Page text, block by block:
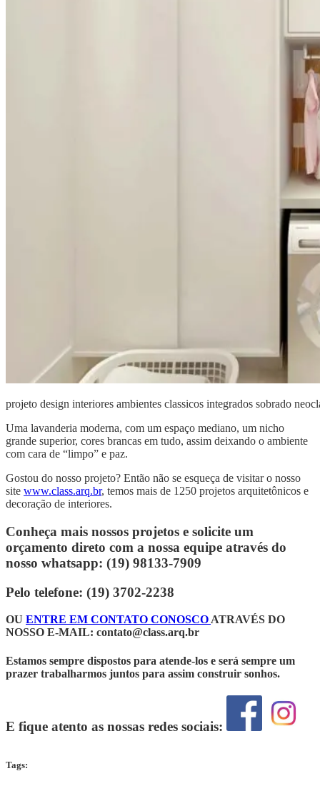
projeto design interiores ambientes classicos integrados sobrado
Uma lavanderia moderna, com um espaço mediano, um nicho
grande superior, cores brancas em tudo, assim deixando o ambiente
com cara de “limpo” e paz.
Gostou do nosso projeto? Então não se esqueça de visitar o nosso
site www.class.arq.br, temos mais de 1250 projetos arquitetônicos e
decoração de interiores.
Conheça mais nossos projetos e solicite um
orçamento direto com a nossa equipe através do
nosso whatsapp: (19) 98133-7909
Pelo telefone: (19) 3702-2238
OU ENTRE EM CONTATO CONOSCO ATRAVÉS DO
NOSSO E-MAIL: contato@class.arq.br
Estamos sempre dispostos para atende-los e será sempre um
prazer trabalharmos juntos para assim construir sonhos.
E fique atento as nossas redes sociais:
Tags: